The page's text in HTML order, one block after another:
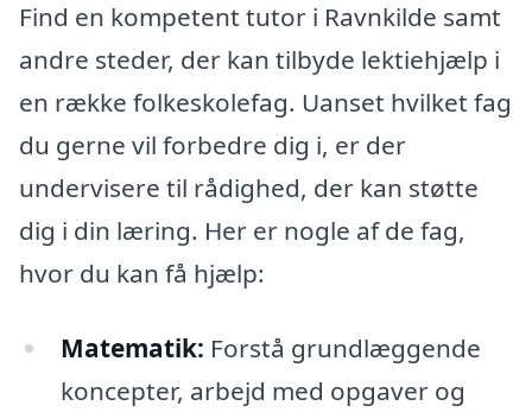
Find en kompetent tutor i Ravnkilde samt
andre steder, der kan tilbyde lektiehjælp i
en række folkeskolefag. Uanset hvilket fag
du gerne vil forbedre dig i, er der
undervisere til rådighed, der kan støtte
dig i din læring. Her er nogle af de fag,
hvor du kan få hjælp:
Matematik: Forstå grundlæggende
koncepter, arbejd med opgaver og